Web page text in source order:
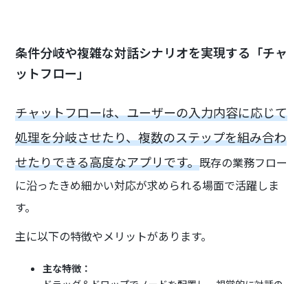
条件分岐や複雑な対話シナリオを実現する「チャ
ットフロー」
チャットフローは、ユーザーの入力内容に応じて
処理を分岐させたり、複数のステップを組み合わ
せたりできる高度なアプリです。既存の業務フロー
に沿ったきめ細かい対応が求められる場面で活躍しま
す。
主に以下の特徴やメリットがあります。
主な特徴：